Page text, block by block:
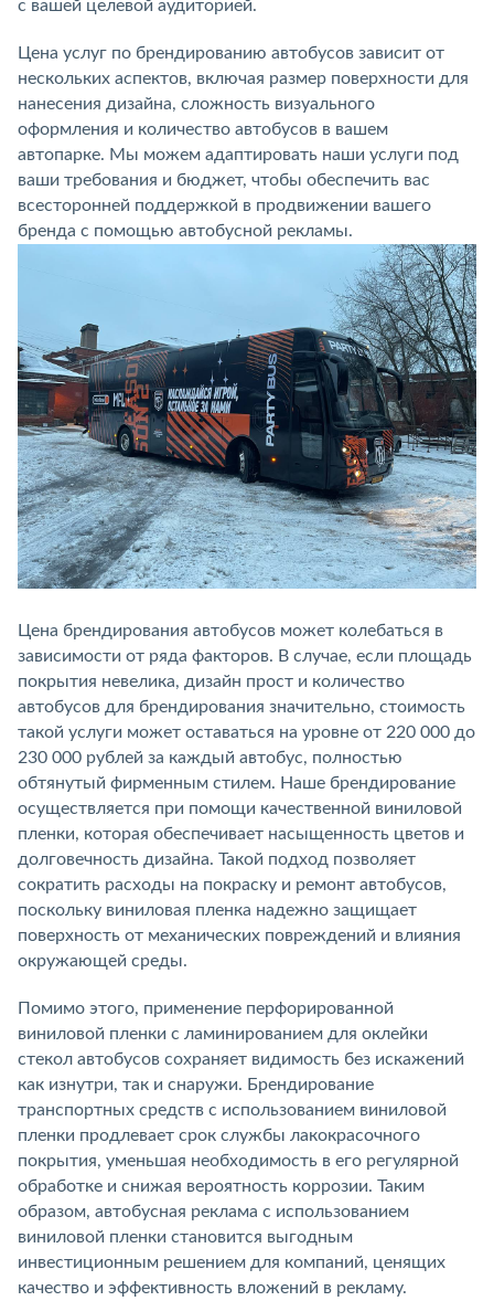
с вашей целевой аудиторией.
Цена услуг по брендированию автобусов зависит от
нескольких аспектов, включая размер поверхности для
нанесения дизайна, сложность визуального
оформления и количество автобусов в вашем
автопарке. Мы можем адаптировать наши услуги под
ваши требования и бюджет, чтобы обеспечить вас
всесторонней поддержкой в продвижении вашего
бренда с помощью автобусной рекламы.
Цена брендирования автобусов может колебаться в
зависимости от ряда факторов. В случае, если площадь
покрытия невелика, дизайн прост и количество
автобусов для брендирования значительно, стоимость
такой услуги может оставаться на уровне от 220 000 до
230 000 рублей за каждый автобус, полностью
обтянутый фирменным стилем. Наше брендирование
осуществляется при помощи качественной виниловой
пленки, которая обеспечивает насыщенность цветов и
долговечность дизайна. Такой подход позволяет
сократить расходы на покраску и ремонт автобусов,
поскольку виниловая пленка надежно защищает
поверхность от механических повреждений и влияния
окружающей среды.
Помимо этого, применение перфорированной
виниловой пленки с ламинированием для оклейки
стекол автобусов сохраняет видимость без искажений
как изнутри, так и снаружи. Брендирование
транспортных средств с использованием виниловой
пленки продлевает срок службы лакокрасочного
покрытия, уменьшая необходимость в его регулярной
обработке и снижая вероятность коррозии. Таким
образом, автобусная реклама с использованием
виниловой пленки становится выгодным
инвестиционным решением для компаний, ценящих
качество и эффективность вложений в рекламу.